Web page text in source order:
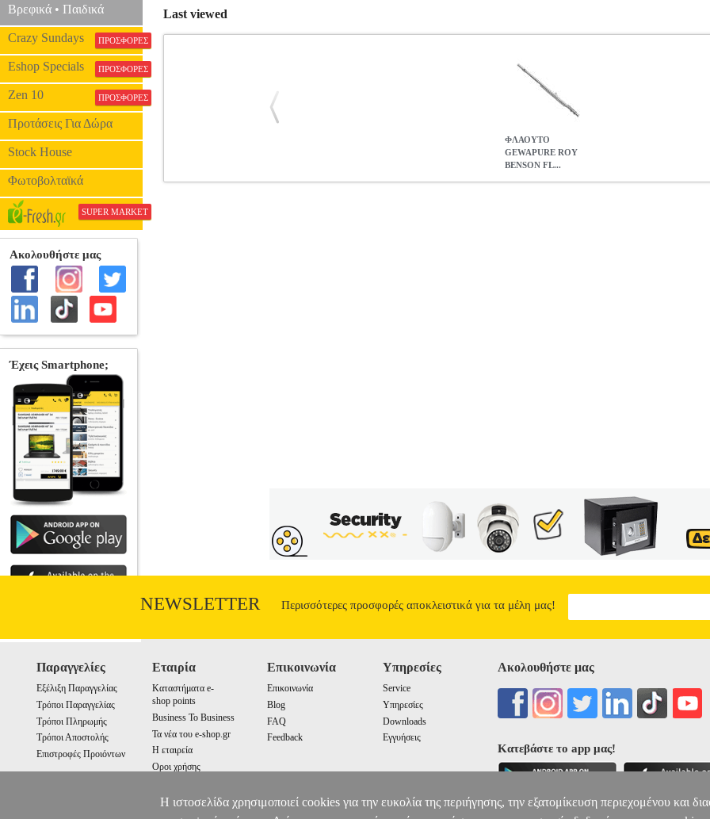
Βρεφικά • Παιδικά
Crazy Sundays ΠΡΟΣΦΟΡΕΣ
Eshop Specials ΠΡΟΣΦΟΡΕΣ
Zen 10 ΠΡΟΣΦΟΡΕΣ
Προτάσεις Για Δώρα
Stock House
Φωτοβολταϊκά
SUPER MARKET
Last viewed
ΦΛΑΟΥΤΟ
GEWAPURE ROY
BENSON FL...
ΟΡΧΗΣΤΡΑΣ •GEWA στην κατηγορία ΠΝΕΥΣΤΑ ΟΡΧΗΣΤΡΑΣ • Σύνδεσμος κεφαλής από νίκελ, επάργυρο
• Κλειδιά open hole, offset G • PISONI pads • Με ραβδί και πανί καθαρισμού • Ξύλινη βαλίτσα με κάλυμμα
NEWSLETTER Περισσότερες προσφορές αποκλειστικά για τα μέλη μας!
Παραγγελίες
Εξέλιξη Παραγγελίας
Τρόποι Παραγγελίας
Τρόποι Πληρωμής
Τρόποι Αποστολής
Επιστροφές Προιόντων
Εταιρία
Καταστήματα e-
shop points
Business To Business
Τα νέα του e-shop.gr
Η εταιρεία
Οροι χρήσης
Επικοινωνία
Επικοινωνία
Blog
FAQ
Feedback
Υπηρεσίες
Service
Υπηρεσίες
Downloads
Εγγυήσεις
Ακολουθήστε μας
Κατεβάστε το app μας!
Η ιστοσελίδα χρησιμοποιεί cookies για την ευκολία της περιήγησης, την εξατομίκευση περιεχομένου και